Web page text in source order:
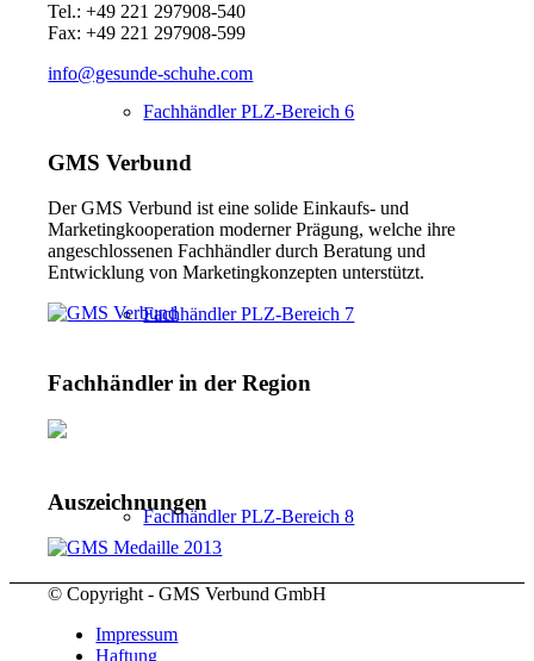
Fachhändler PLZ-Bereich 6
Fachhändler PLZ-Bereich 7
Fachhändler PLZ-Bereich 8
Tel.: +49 221 297908-540
Fax: +49 221 297908-599
info@gesunde-schuhe.com
GMS Verbund
Der GMS Verbund ist eine solide Einkaufs- und
Marketingkooperation moderner Prägung, welche ihre
angeschlossenen Fachhändler durch Beratung und
Entwicklung von Marketingkonzepten unterstützt.
Fachhändler in der Region
Auszeichnungen
© Copyright - GMS Verbund GmbH
Impressum
Haftung